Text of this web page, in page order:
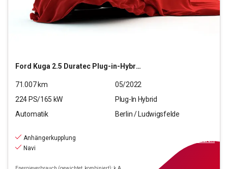
Ford Kuga 2.5 Duratec Plug-in-Hybrid PHEV ST-Line X
71.007km
05/2022
224 PS/165 kW
Plug-In Hybrid
Automatik
Berlin / Ludwigsfelde
Anhängerkupplung
Navi
finanzieren